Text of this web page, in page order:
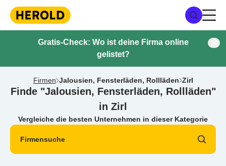
Gratis-Check: Wo ist deine Firma online
gelistet?
Firmen Jalousien, Fensterläden, Rollläden Zirl
Finde "Jalousien, Fensterläden, Rollläden"
in Zirl
Vergleiche die besten Unternehmen in dieser Kategorie
Firmensuche